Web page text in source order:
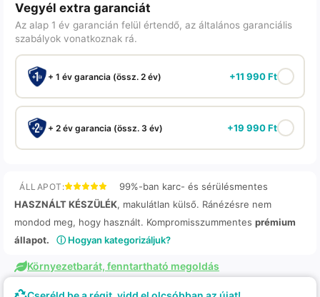
Vegyél extra garanciát
Az alap 1 év garancián felül értendő, az általános garanciális
szabályok vonatkoznak rá.
+ 1 év garancia (össz. 2 év) +11 990Ft
+ 2 év garancia (össz. 3 év) +19 990Ft
ÁLLAPOT:
99%-ban karc- és sérülésmentes
HASZNÁLT KÉSZÜLÉK, makulátlan külső. Ránézésre nem
mondod meg, hogy használt. Kompromisszummentes prémium
állapot.
ⓘ Hogyan kategorizáljuk?
Környezetbarát, fenntartható megoldás